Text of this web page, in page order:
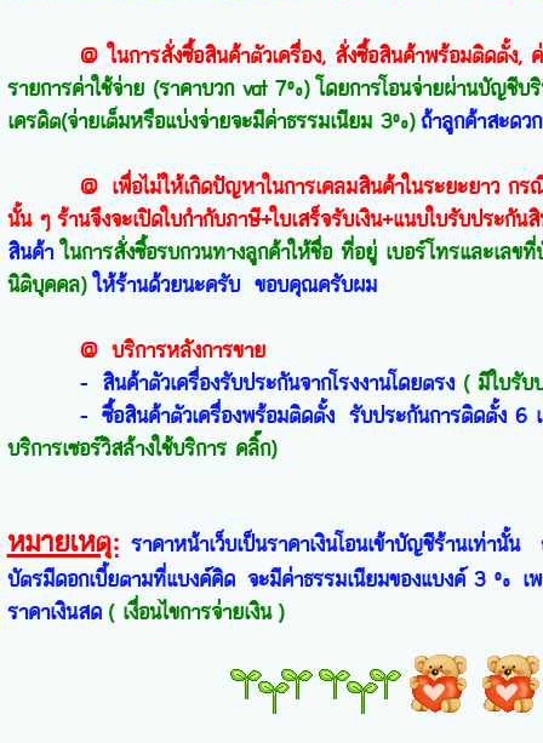
@ ในการสั่งซื้อสินค้าตัวเครื่อง, สั่งซื้อสินค้าพร้อมติดตั้ง, ค่
รายการค่าใช้จ่าย (ราคาบวก vat 7%) โดยการโอนจ่ายผ่านบัญชี
เครดิต(จ่ายเต็มหรือแบ่งจ่ายจะมีค่าธรรมเนียม 3%)ถ้าลูกค้าสะดว
@ เพื่อไม่ให้เกิดปัญหาในการเคลมสินค้าในระยะยาว กรณี
นั้น ๆ ร้านจึงจะเปิดใบกำกับภาษี+ใบเสร็จรับเงิน+แนบใบรับประกัน
สินค้าในการสั่งซื้อรบกวนทางลูกค้าให้ชื่อ ที่อยู่ เบอร์โทรและเล
นิติบุคคล)ให้ร้านด้วยนะครับ ขอบคุณครับผม
@ บริการหลังการขาย
- สินค้าตัวเครื่องรับประกันจากโรงงานโดยตรง( มีใบรับป
- ซื้อสินค้าตัวเครื่องพร้อมติดตั้ง รับประกันการติดตั้ง 6 เดื
บริการเซอร์วิสล้างใช้บริการ คลิ๊ก)
หมายเหตุ: ราคาหน้าเว็บเป็นราคาเงินโอนเข้าบัญชีร้านเท่านั้
บัตรมีดอกเบี้ยตามที่แบงค์คิด จะมีค่าธรรมเนียมของแบงค์ 3 % เ
ราคาเงินสด ( เงื่อนไขการจ่ายเงิน)